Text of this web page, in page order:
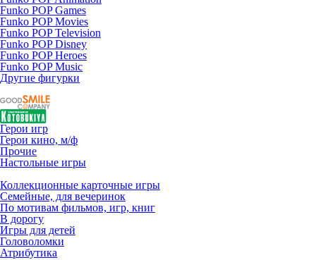
Funko POP Games
Funko POP Movies
Funko POP Television
Funko POP Disney
Funko POP Heroes
Funko POP Music
Другие фигурки
Герои игр
Герои кино, м/ф
Прочие
Настольные игры
Коллекционные карточные игры
Семейные, для вечеринок
По мотивам фильмов, игр, книг
В дорогу
Игры для детей
Головоломки
Атрибутика